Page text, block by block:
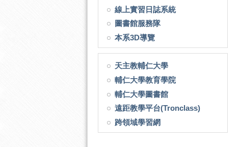
線上實習日誌系統
圖書館服務隊
本系3D導覽
天主教輔仁大學
輔仁大學教育學院
輔仁大學圖書館
遠距教學平台(Tronclass)
跨領域學習網